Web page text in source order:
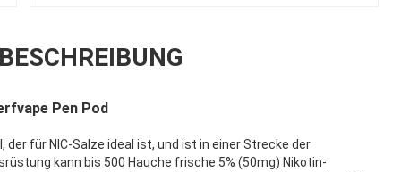
Pen Pod
für NIC-Salze ideal ist, und ist in einer Strecke der
kann bis 500 Hauche frische 5% (50mg) Nikotin-